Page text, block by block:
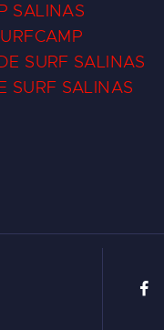
SALINAS
SURF SALINAS
SURF SALINAS